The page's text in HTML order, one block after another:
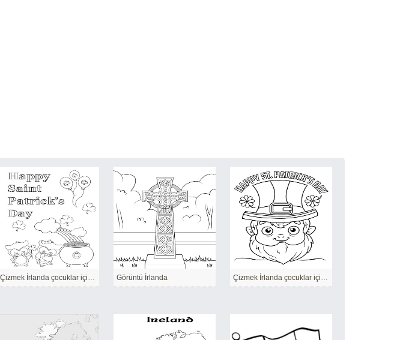
Çizmek İrlanda çocuklar için kolay Görüntü İrlanda Çizmek İrlanda çocuklar için ücretsiz